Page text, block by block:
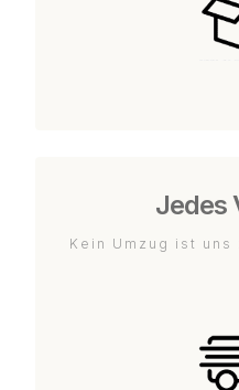
Jedes
Kein Umzug ist uns